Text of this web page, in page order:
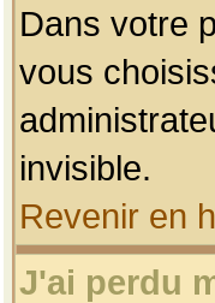
Dans votre
vous
invisible.
Revenir en
J'ai perdu